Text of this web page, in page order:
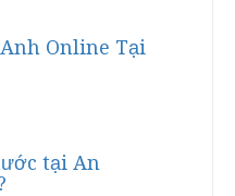
Online Tại
tại An